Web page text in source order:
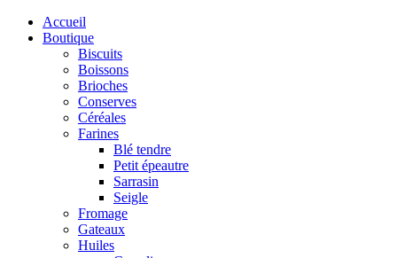
Accueil
Boutique
Biscuits
Boissons
Brioches
Conserves
Céréales
Farines
Blé tendre
Petit épeautre
Sarrasin
Seigle
Fromage
Gateaux
Huiles